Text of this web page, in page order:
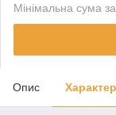
Мінімальна сума
Опис